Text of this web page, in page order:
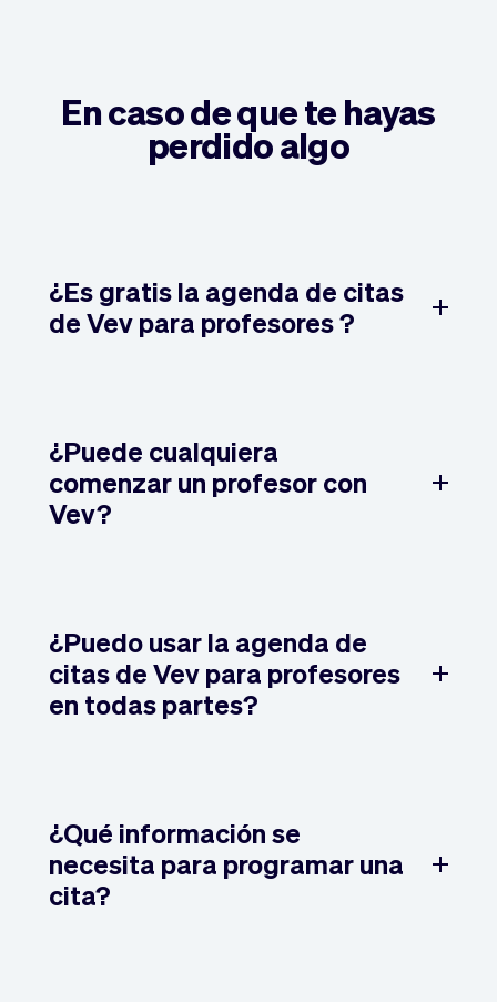
En caso de que te hayas
perdido algo
¿Es gratis la agenda de citas
de Vev para profesores ?
¿Puede cualquiera
comenzar un profesor con
Vev?
¿Puedo usar la agenda de
citas de Vev para profesores
en todas partes?
¿Qué información se
necesita para programar una
cita?